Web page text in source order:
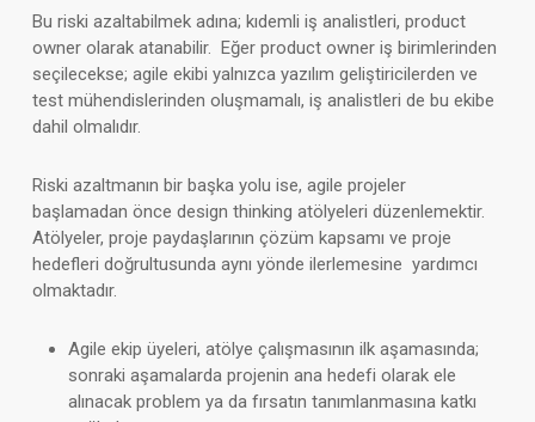
Bu riski azaltabilmek adına; kıdemli iş analistleri, product
owner olarak atanabilir. Eğer product owner iş birimlerinden
seçilecekse; agile ekibi yalnızca yazılım geliştiricilerden ve
test mühendislerinden oluşmamalı, iş analistleri de bu ekibe
dahil olmalıdır.
Riski azaltmanın bir başka yolu ise, agile projeler
başlamadan önce design thinking atölyeleri düzenlemektir.
Atölyeler, proje paydaşlarının çözüm kapsamı ve proje
hedefleri doğrultusunda aynı yönde ilerlemesine yardımcı
olmaktadır.
Agile ekip üyeleri, atölye çalışmasının ilk aşamasında;
sonraki aşamalarda projenin ana hedefi olarak ele
alınacak problem ya da fırsatın tanımlanmasına katkı